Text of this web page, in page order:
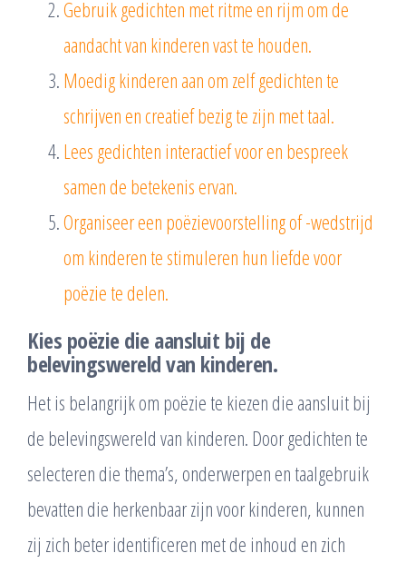
Gebruik gedichten met ritme en rijm om de
aandacht van kinderen vast te houden.
Moedig kinderen aan om zelf gedichten te
schrijven en creatief bezig te zijn met taal.
Lees gedichten interactief voor en bespreek
samen de betekenis ervan.
Organiseer een poëzievoorstelling of -wedstrijd
om kinderen te stimuleren hun liefde voor
poëzie te delen.
Kies poëzie die aansluit bij de
belevingswereld van kinderen.
Het is belangrijk om poëzie te kiezen die aansluit bij
de belevingswereld van kinderen. Door gedichten te
selecteren die thema’s, onderwerpen en taalgebruik
bevatten die herkenbaar zijn voor kinderen, kunnen
zij zich beter identificeren met de inhoud en zich